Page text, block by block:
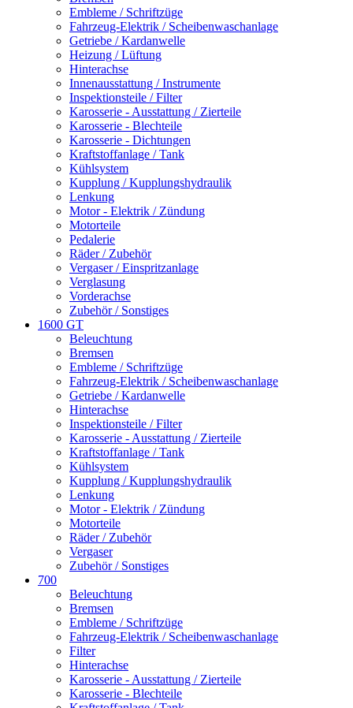
Embleme / Schriftzüge
Fahrzeug-Elektrik / Scheibenwaschanlage
Getriebe / Kardanwelle
Heizung / Lüftung
Hinterachse
Innenausstattung / Instrumente
Inspektionsteile / Filter
Karosserie - Ausstattung / Zierteile
Karosserie - Blechteile
Karosserie - Dichtungen
Kraftstoffanlage / Tank
Kühlsystem
Kupplung / Kupplungshydraulik
Lenkung
Motor - Elektrik / Zündung
Motorteile
Pedalerie
Räder / Zubehör
Vergaser / Einspritzanlage
Verglasung
Vorderachse
Zubehör / Sonstiges
1600 GT
Beleuchtung
Bremsen
Embleme / Schriftzüge
Fahrzeug-Elektrik / Scheibenwaschanlage
Getriebe / Kardanwelle
Hinterachse
Inspektionsteile / Filter
Karosserie - Ausstattung / Zierteile
Kraftstoffanlage / Tank
Kühlsystem
Kupplung / Kupplungshydraulik
Lenkung
Motor - Elektrik / Zündung
Motorteile
Räder / Zubehör
Vergaser
Zubehör / Sonstiges
700
Beleuchtung
Bremsen
Embleme / Schriftzüge
Fahrzeug-Elektrik / Scheibenwaschanlage
Filter
Hinterachse
Karosserie - Ausstattung / Zierteile
Karosserie - Blechteile